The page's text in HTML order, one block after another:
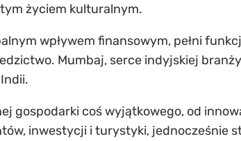
życiem kulturalnym.
wpływem finansowym, pełni
Mumbaj, serce indyjskiej
gospodarki coś wyjątkowego, od
inwestycji i turystyki, jednocześnie